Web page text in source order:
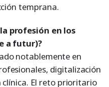
temprana.
profesión en los
a futur)?
notablemente en
digitalización
clínica. El reto prioritario